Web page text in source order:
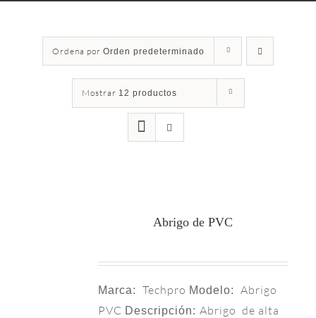
Ordena por Orden predeterminado
Mostrar 12 productos
Abrigo de PVC
Marca: Techpro Modelo:
Abrigo
PVC Descripción:Abrigo de alta